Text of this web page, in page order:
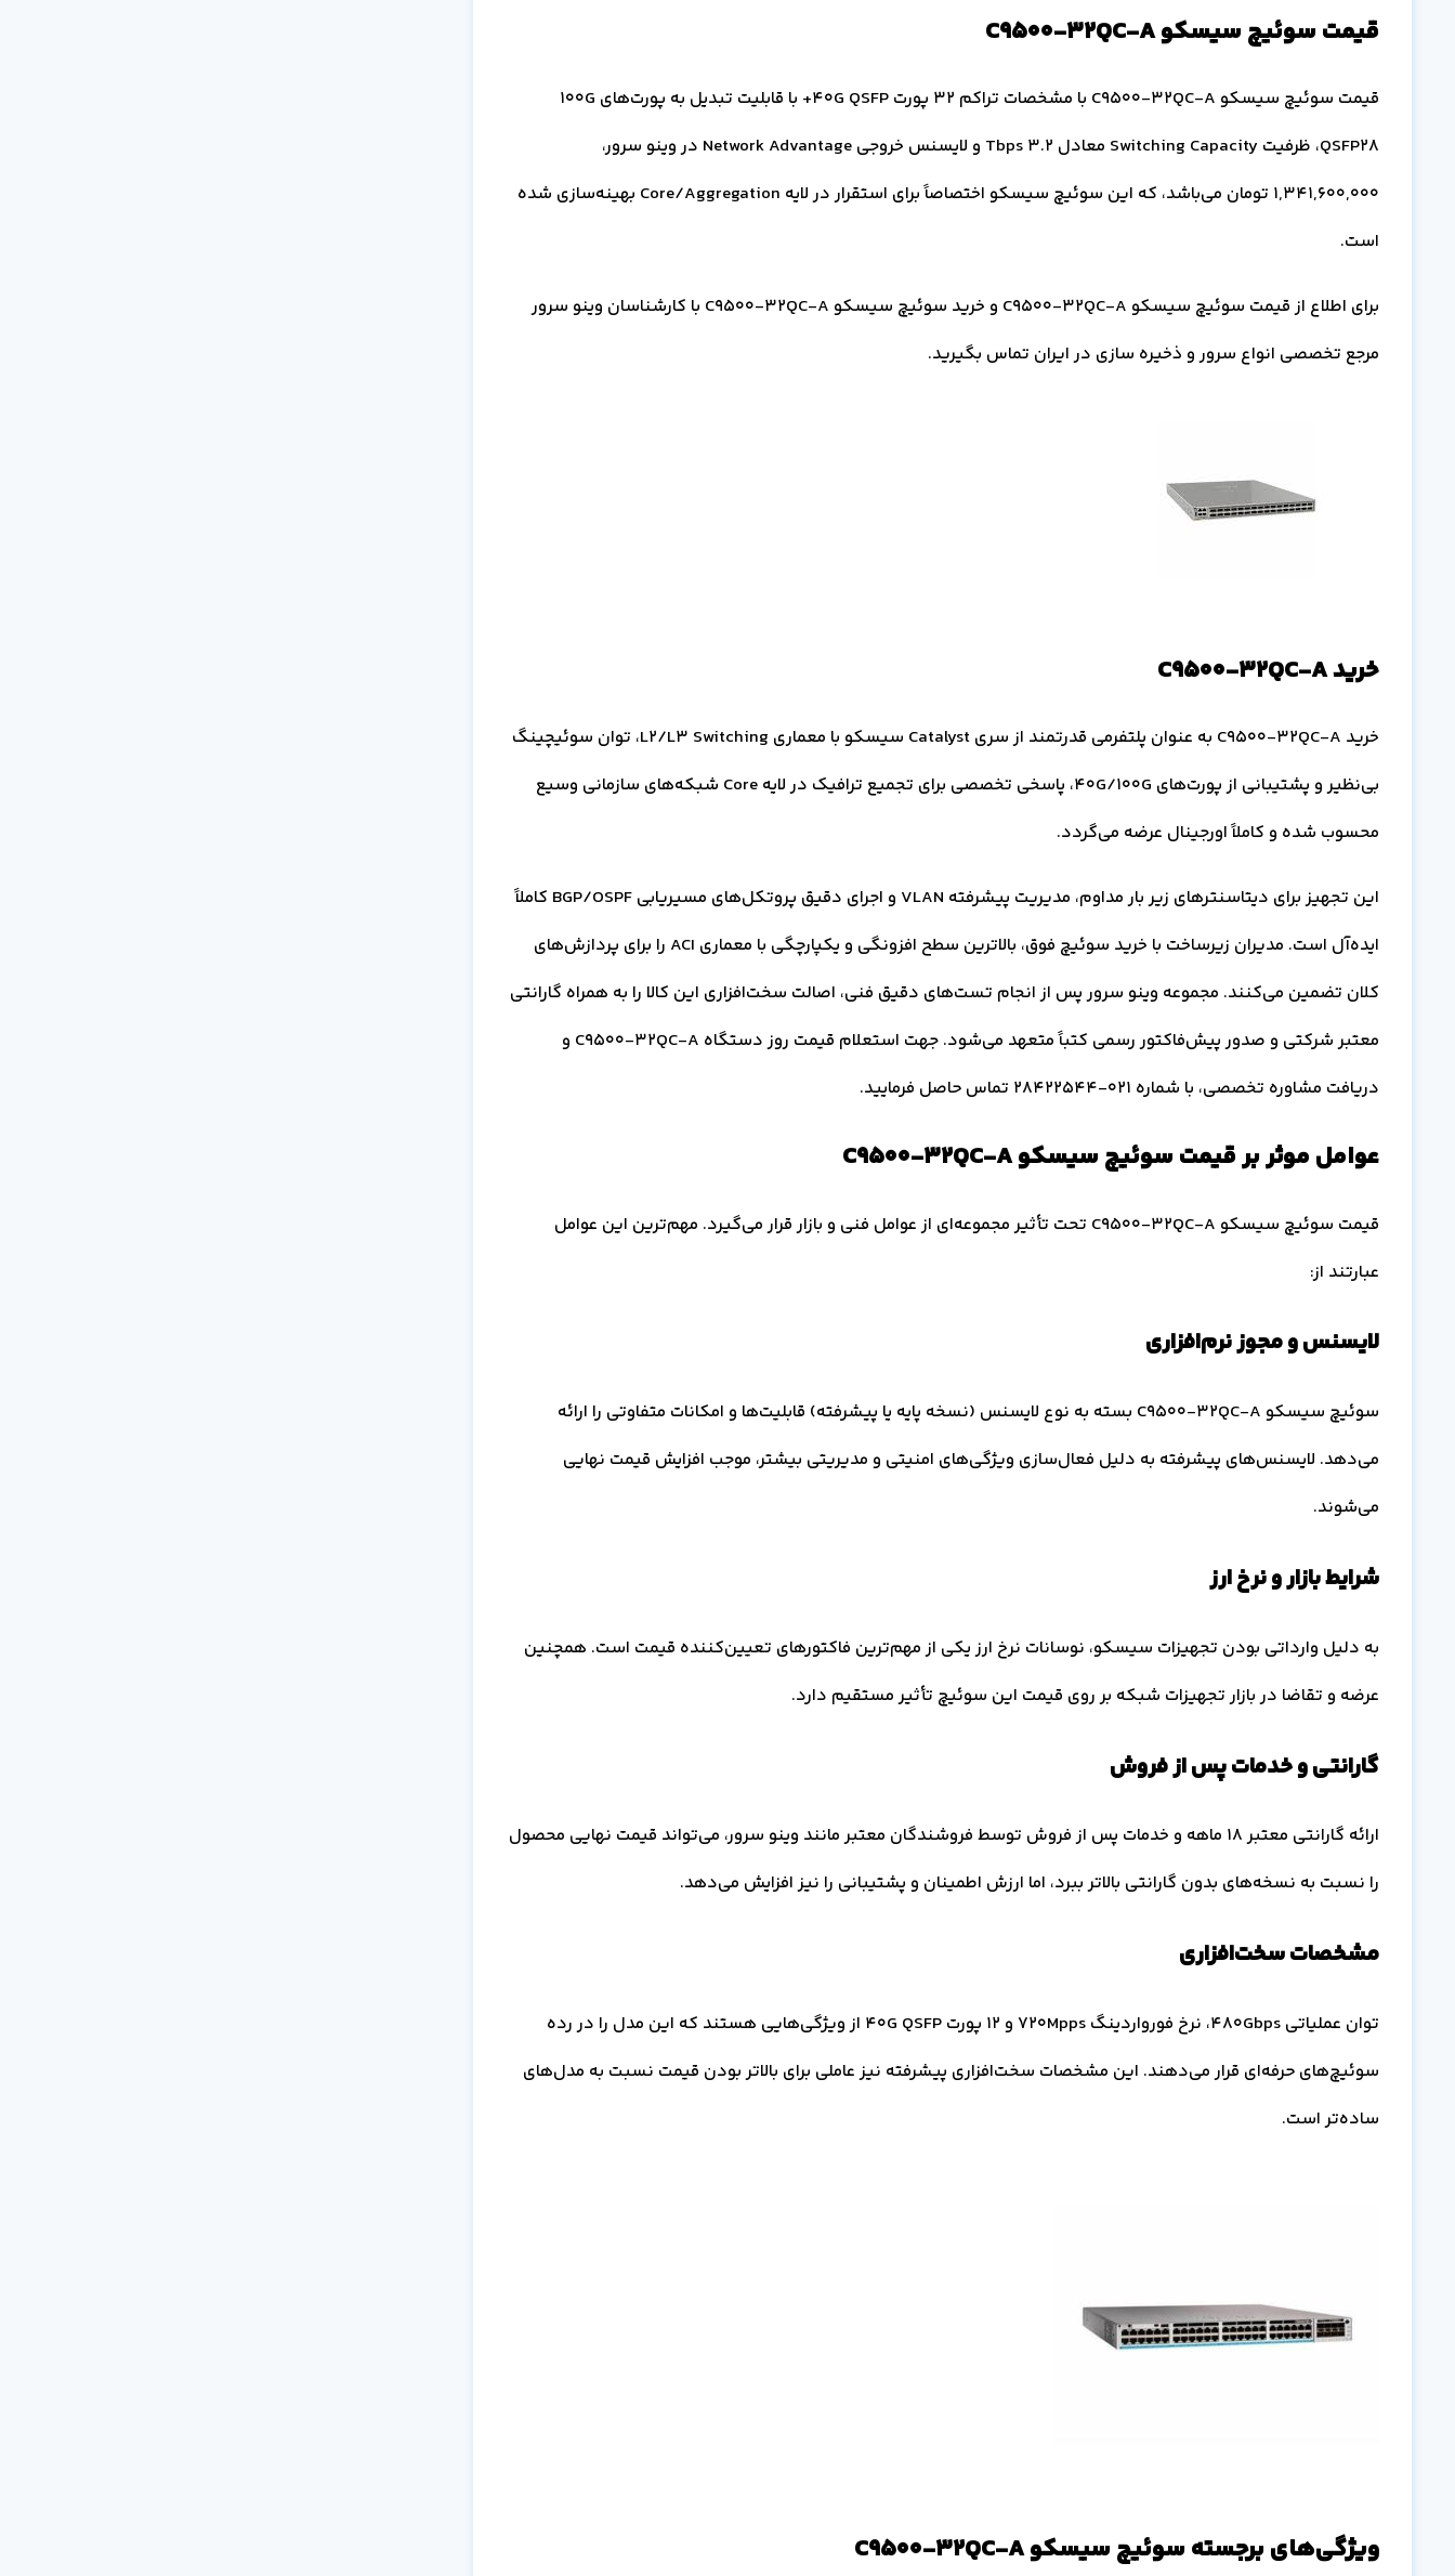
قیمت سوئیچ سیسکو C9500-32QC-A
قیمت سوئیچ سیسکو C9500-32QC-A با مشخصات تراکم 32 پورت 40G QSFP+ با قابلیت تبدیل به پورت‌های 100G
QSFP28، ظرفیت Switching Capacity معادل 3.2 Tbps و لایسنس خروجی Network Advantage در وینو سرور،
1,341,600,000
تومان می‌باشد، که این سوئیچ سیسکو اختصاصاً برای استقرار در لایه Core/Aggregation بهینه‌سازی شده
است.
برای اطلاع از قیمت سوئیچ سیسکو C9500-32QC-A و خرید سوئیچ سیسکو C9500-32QC-A با کارشناسان وینو سرور
مرجع تخصصی انواع سرور و ذخیره سازی در ایران تماس بگیرید.
خرید C9500-32QC-A
خرید C9500-32QC-A به عنوان پلتفرمی قدرتمند از سری Catalyst سیسکو با معماری L2/L3 Switching، توان سوئیچینگ
بی‌نظیر و پشتیبانی از پورت‌های 40G/100G، پاسخی تخصصی برای تجمیع ترافیک در لایه Core شبکه‌های سازمانی وسیع
محسوب شده و کاملاً اورجینال عرضه می‌گردد.
این تجهیز برای دیتاسنترهای زیر بار مداوم، مدیریت پیشرفته VLAN و اجرای دقیق پروتکل‌های مسیریابی BGP/OSPF کاملاً
ایده‌آل است. مدیران زیرساخت با خرید سوئیچ فوق، بالاترین سطح افزونگی و یکپارچگی با معماری ACI را برای پردازش‌های
کلان تضمین می‌کنند. مجموعه وینو سرور پس از انجام تست‌های دقیق فنی، اصالت سخت‌افزاری این کالا را به همراه گارانتی
معتبر شرکتی و صدور پیش‌فاکتور رسمی کتباً متعهد می‌شود. جهت استعلام قیمت روز دستگاه C9500-32QC-A و
دریافت مشاوره تخصصی، با شماره 021-28422544 تماس حاصل فرمایید.
عوامل موثر بر قیمت سوئیچ سیسکو C9500-32QC-A
قیمت سوئیچ سیسکو C9500-32QC-A تحت تأثیر مجموعه‌ای از عوامل فنی و بازار قرار می‌گیرد. مهم‌ترین این عوامل
عبارتند از:
لایسنس و مجوز نرم‌افزاری
سوئیچ سیسکو C9500-32QC-A بسته به نوع لایسنس (نسخه پایه یا پیشرفته) قابلیت‌ها و امکانات متفاوتی را ارائه
می‌دهد. لایسنس‌های پیشرفته به دلیل فعال‌سازی ویژگی‌های امنیتی و مدیریتی بیشتر، موجب افزایش قیمت نهایی
می‌شوند.
شرایط بازار و نرخ ارز
به دلیل وارداتی بودن تجهیزات سیسکو، نوسانات نرخ ارز یکی از مهم‌ترین فاکتورهای تعیین‌کننده قیمت است. همچنین
عرضه و تقاضا در بازار تجهیزات شبکه بر روی قیمت این سوئیچ تأثیر مستقیم دارد.
گارانتی و خدمات پس از فروش
ارائه گارانتی معتبر ۱۸ ماهه و خدمات پس از فروش توسط فروشندگان معتبر مانند وینو سرور، می‌تواند قیمت نهایی محصول
را نسبت به نسخه‌های بدون گارانتی بالاتر ببرد، اما ارزش اطمینان و پشتیبانی را نیز افزایش می‌دهد.
مشخصات سخت‌افزاری
توان عملیاتی 480Gbps، نرخ فورواردینگ 720Mpps و 12 پورت 40G QSFP از ویژگی‌هایی هستند که این مدل را در رده
سوئیچ‌های حرفه‌ای قرار می‌دهند. این مشخصات سخت‌افزاری پیشرفته نیز عاملی برای بالاتر بودن قیمت نسبت به مدل‌های
ساده‌تر است.
ویژگی‌های برجسته سوئیچ سیسکو C9500-32QC-A